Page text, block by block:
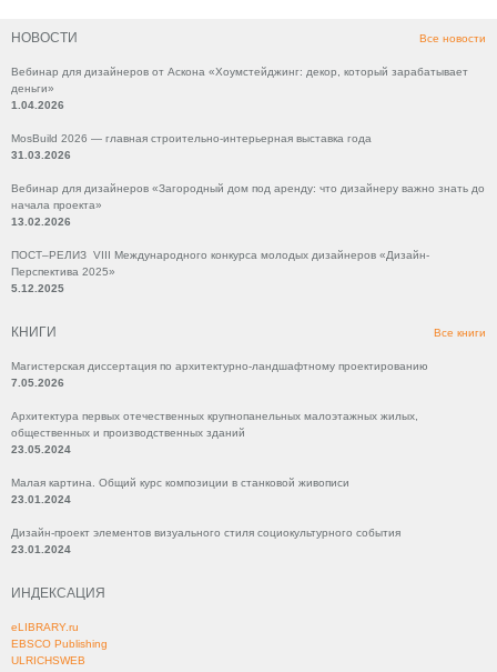
НОВОСТИ Все новости
Вебинар для дизайнеров от Аскона «Хоумстейджинг: декор, который зарабатывает
деньги»
1.04.2026
MosBuild 2026 — главная строительно-интерьерная выставка года
31.03.2026
Вебинар для дизайнеров «Загородный дом под аренду: что дизайнеру важно знать до
начала проекта»
13.02.2026
ПОСТ–РЕЛИЗ VIII Международного конкурса молодых дизайнеров «Дизайн-
Перспектива 2025»
5.12.2025
КНИГИ Все книги
Магистерская диссертация по архитектурно-ландшафтному проектированию
7.05.2026
Архитектура первых отечественных крупнопанельных малоэтажных жилых,
общественных и производственных зданий
23.05.2024
Малая картина. Общий курс композиции в станковой живописи
23.01.2024
Дизайн-проект элементов визуального стиля социокультурного события
23.01.2024
ИНДЕКСАЦИЯ
eLIBRARY.ru
EBSCO Publishing
ULRICHSWEB